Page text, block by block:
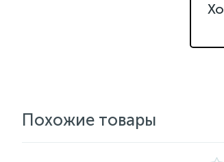
Похожие товары